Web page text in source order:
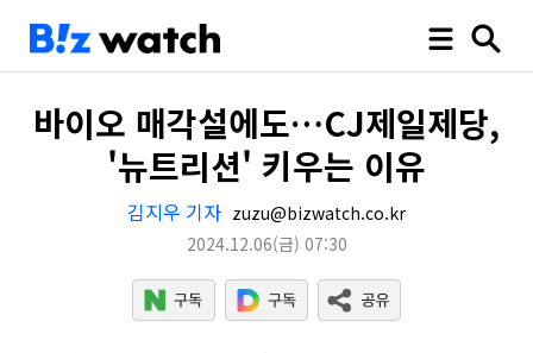
바이오 매각설에도…CJ제일제당,
'뉴트리션' 키우는 이유
김지우 기자 zuzu@bizwatch.co.kr
2024.12.06(금) 07:30